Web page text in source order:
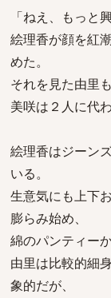
「ねえ、もっと
絵理香が顔を紅
めた。
それを見た由里
美咲は２人に代
絵理香はジーン
いる。
生意気にも上下
膨らみ始め、
綿のパンティー
由里は比較的細
象的だが、